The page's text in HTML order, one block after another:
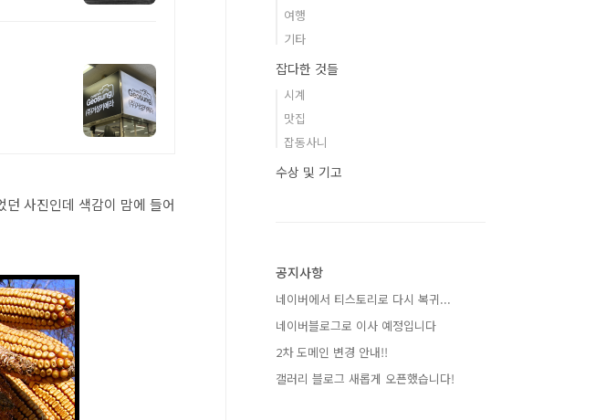
사진인데 색감이 맘에 들어
여행
기타
잡다한 것들
시계
맛집
잡동사니
수상 및 기고
공지사항
네이버에서 티스토리로 다시 복귀...
네이버블로그로 이사 예정입니다
2차 도메인 변경 안내!!
갤러리 블로그 새롭게 오픈했습니다!